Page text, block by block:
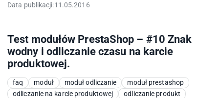
Data publikacji:11.05.2016
Test modułów PrestaShop – #10 Znak
wodny i odliczanie czasu na karcie
produktowej.
faq moduł moduł odliczanie
moduł prestashop
odliczanie na karcie produktowej
odliczanie produkt